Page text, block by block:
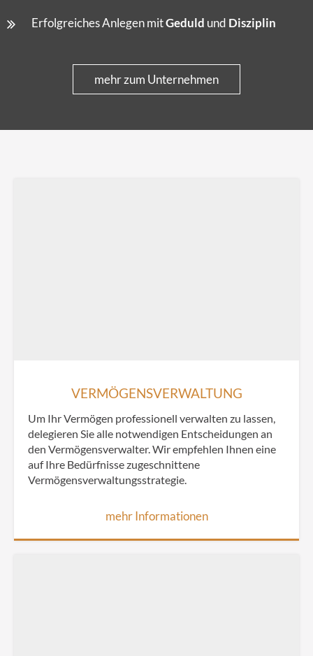
Erfolgreiches Anlegen mitGeduld und Disziplin
mehr zum Unternehmen
VERMÖGENSVERWALTUNG
Um Ihr Vermögen professionell verwalten zu lassen,
delegieren Sie alle notwendigen Entscheidungen an
den Vermögensverwalter. Wir empfehlen Ihnen eine
auf Ihre Bedürfnisse zugeschnittene
Vermögensverwaltungsstrategie.
mehr Informationen